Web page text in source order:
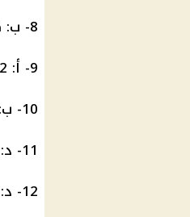
8- ب: ضعف.
9- أ: 3/2.
10- ب: محصلة كثافة الفيض المغناطيسي في نقطة السلك أقل.
11- د: 4R.
12- د: تقل.